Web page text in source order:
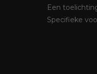
Een
Specifieke